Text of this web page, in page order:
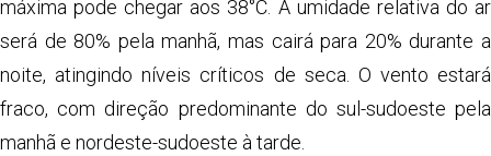
máxima pode chegar aos 38°C. A umidade relativa do ar
será de 80% pela manhã, mas cairá para 20% durante a
noite, atingindo níveis críticos de seca. O vento estará
fraco, com direção predominante do sul-sudoeste pela
manhã e nordeste-sudoeste à tarde.